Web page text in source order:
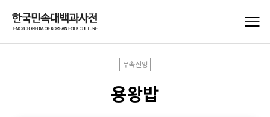
무속신앙
용왕밥